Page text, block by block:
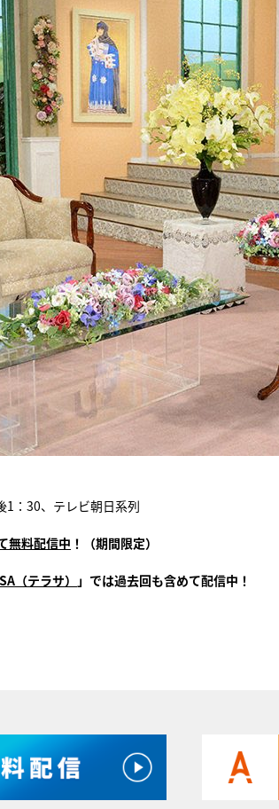
1：30、テレビ朝日系列
無料配信中 ！（期間限定）
（テラサ） 」では過去回も含めて配信中！